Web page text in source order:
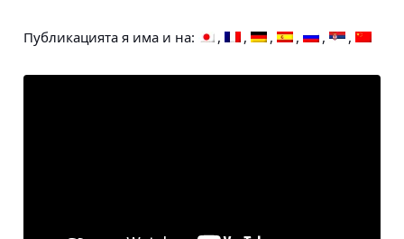
Публикацията я има и на: